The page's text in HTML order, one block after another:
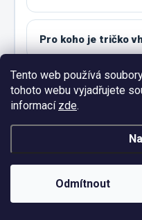
Tento web používá
tohoto webu vyjadřujete
informací zde.
Odmítnout
Pro koho je tričko
Jaké velikosti lze
Jak správně vybrat
Co zvolit mezi